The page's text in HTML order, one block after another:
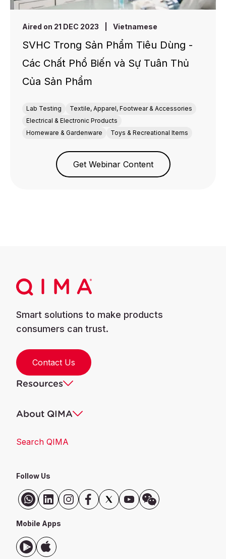
Aired on 21 DEC 2023 Vietnamese
SVHC Trong Sản Phẩm Tiêu Dùng -
Các Chất Phổ Biến và Sự Tuân Thủ
Của Sản Phẩm
Lab Testing
Textile, Apparel, Footwear & Accessories
Electrical & Electronic Products
Homeware & Gardenware
Toys & Recreational Items
Get Webinar Content
Smart solutions to make products
consumers can trust.
Contact Us
Resources
About QIMA
Search QIMA
Follow Us
Mobile Apps